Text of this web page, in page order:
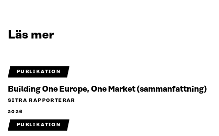
Läs mer
PUBLIKATION
Building One Europe, One Market (sammanfattning)
SITRA RAPPORTERAR
2026
PUBLIKATION